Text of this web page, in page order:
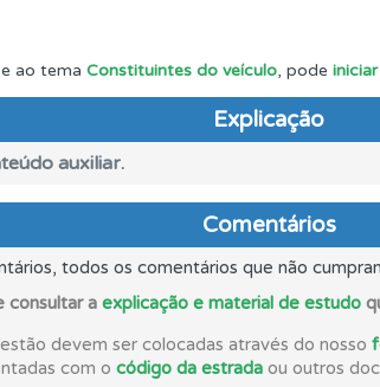
para ir a exame.
colocando-a como favorita.
questões mais falhadas na plataforma.
seu perfil.
ao tema Constituintes do veículo, pode
Explicação
auxiliar.
Comentários
todos os comentários que não
consultar a explicação e material de estudo
devem ser colocadas através do nosso
com o código da estrada ou outros